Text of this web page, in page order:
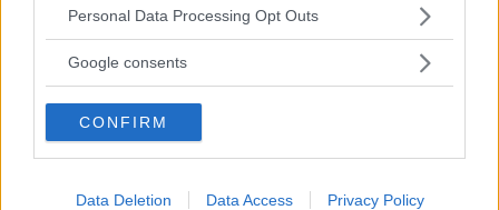
Please note that this website/app uses one or more Google
not limited to your visit or usage behaviour. You may click to
use your data for below specified purposes in below Google
consent section.
Personal Data Processing Opt Outs
Google consents
CONFIRM
Data Deletion Data Access Privacy Policy
EXKLUSIV INTERVJU